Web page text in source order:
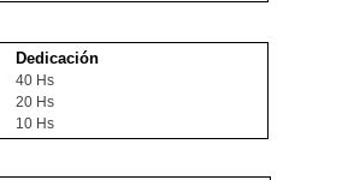
Dedicación
40 Hs
20 Hs
10 Hs